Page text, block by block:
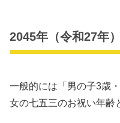
2045年（令和27年
一般的には「男の子3歳
女の七五三のお祝い年齢